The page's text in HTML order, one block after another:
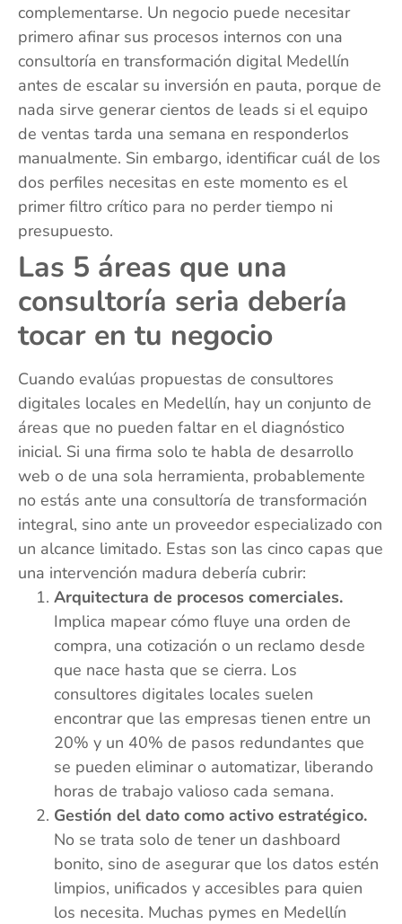
complementarse. Un negocio puede necesitar
primero afinar sus procesos internos con una
consultoría en transformación digital Medellín
antes de escalar su inversión en pauta, porque de
nada sirve generar cientos de leads si el equipo
de ventas tarda una semana en responderlos
manualmente. Sin embargo, identificar cuál de los
dos perfiles necesitas en este momento es el
primer filtro crítico para no perder tiempo ni
presupuesto.
Las 5 áreas que una
consultoría seria debería
tocar en tu negocio
Cuando evalúas propuestas de consultores
digitales locales en Medellín, hay un conjunto de
áreas que no pueden faltar en el diagnóstico
inicial. Si una firma solo te habla de desarrollo
web o de una sola herramienta, probablemente
no estás ante una consultoría de transformación
integral, sino ante un proveedor especializado con
un alcance limitado. Estas son las cinco capas que
una intervención madura debería cubrir:
Arquitectura de procesos comerciales.
Implica mapear cómo fluye una orden de
compra, una cotización o un reclamo desde
que nace hasta que se cierra. Los
consultores digitales locales suelen
encontrar que las empresas tienen entre un
20% y un 40% de pasos redundantes que
se pueden eliminar o automatizar, liberando
horas de trabajo valioso cada semana.
Gestión del dato como activo estratégico.
No se trata solo de tener un dashboard
bonito, sino de asegurar que los datos estén
limpios, unificados y accesibles para quien
los necesita. Muchas pymes en Medellín